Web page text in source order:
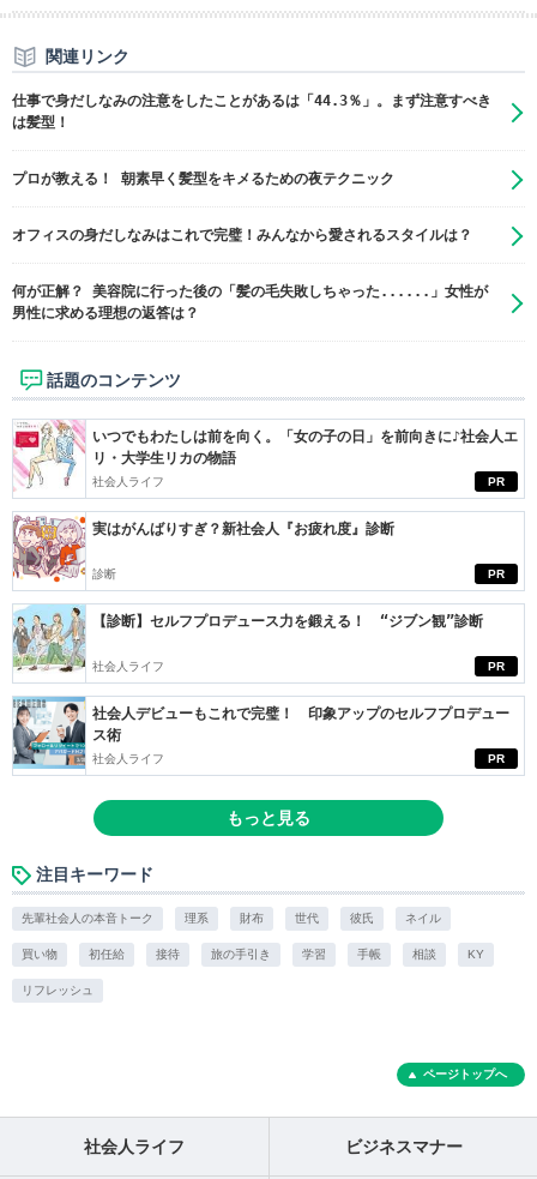
関連リンク
仕事で身だしなみの注意をしたことがあるは「44.3％」。まず注意すべき
は髪型！
プロが教える！ 朝素早く髪型をキメるための夜テクニック
オフィスの身だしなみはこれで完璧！みんなから愛されるスタイルは？
何が正解？ 美容院に行った後の「髪の毛失敗しちゃった......」女性が
男性に求める理想の返答は？
話題のコンテンツ
PR
いつでもわたしは前を向く。「女の子の日」を前向きに♪社会人エ
リ・大学生リカの物語
社会人ライフ
PR
実はがんばりすぎ？新社会人『お疲れ度』診断
診断
PR
【診断】セルフプロデュース力を鍛える！ “ジブン観”診断
社会人ライフ
PR
社会人デビューもこれで完璧！ 印象アップのセルフプロデュー
ス術
社会人ライフ
もっと見る
注目キーワード
先輩社会人の本音トーク 理系 財布 世代 彼氏 ネイル
買い物 初任給 接待 旅の手引き 学習 手帳 相談 KY
リフレッシュ
ページトップへ
社会人ライフ ビジネスマナー